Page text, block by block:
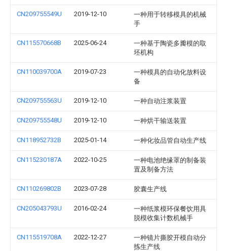
CN209755549U 2019-12-10
一种用于转移模具的机械
手
CN115570668B 2025-06-24
一种基于陶瓷多瓣模的取
坯机构
CN110039700A 2019-07-23
一种模具的自动化放料设
备
CN209755563U 2019-12-10 一种自动注浆装置
CN209755548U 2019-12-10 一种烘干输送装置
CN118952732B 2025-01-14 一种化妆品管自动生产线
CN115230187A 2022-10-25
一种电池绝缘罩的制备装
置及制备方法
CN110269802B 2023-07-28 胶囊生产线
CN205043793U 2016-02-24
一种纸浆模环保餐饮用具
脱模收集计数机械手
CN115519708A 2022-12-27
一种镜片撕胶开模自动分
拣生产线